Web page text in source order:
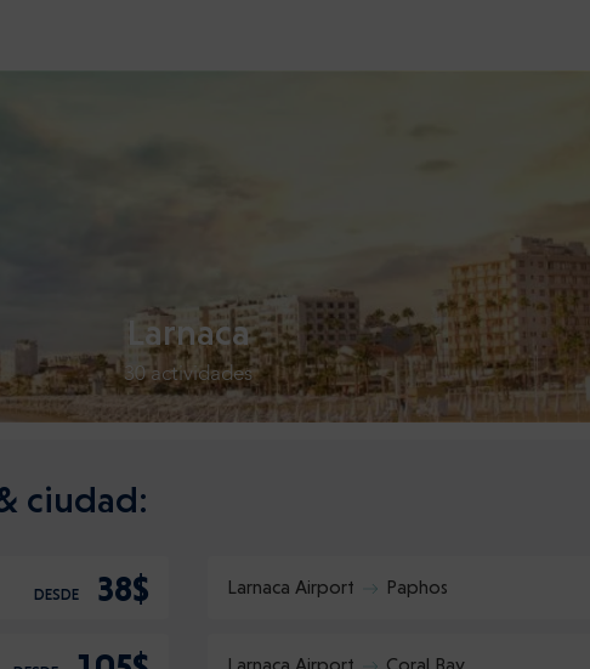
Larnaca
30 actividades
ciudad:
DESDE 38$ Larnaca Airport Paphos